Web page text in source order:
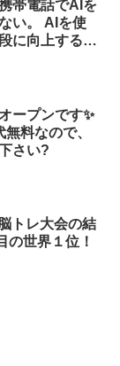
なお助け機能
帯電話でAIを
AIを使
に向上する。
ープンです✨️
料なので、
さい?
トレ大会の結
の世界１位！